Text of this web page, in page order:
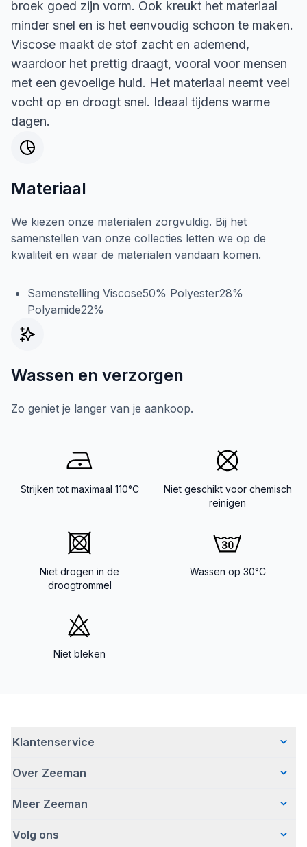
broek goed zijn vorm. Ook kreukt het materiaal
minder snel en is het eenvoudig schoon te maken.
Viscose maakt de stof zacht en ademend,
waardoor het prettig draagt, vooral voor mensen
met een gevoelige huid. Het materiaal neemt veel
vocht op en droogt snel. Ideaal tijdens warme
dagen.
Materiaal
We kiezen onze materialen zorgvuldig. Bij het
samenstellen van onze collecties letten we op de
kwaliteit en waar de materialen vandaan komen.
Samenstelling Viscose50% Polyester28%
Polyamide22%
Wassen en verzorgen
Zo geniet je langer van je aankoop.
Strijken tot maximaal 110°C
Niet geschikt voor chemisch
reinigen
Niet drogen in de
droogtrommel
Wassen op 30°C
Niet bleken
Klantenservice
Veelgestelde vragen
Bezorgen
Retourneren
Over Zeeman
Wie wij zijn
Hoe wij verantwoord ondernemen
Meer Zeeman
Veiligheidswaarschuwing
Volg ons